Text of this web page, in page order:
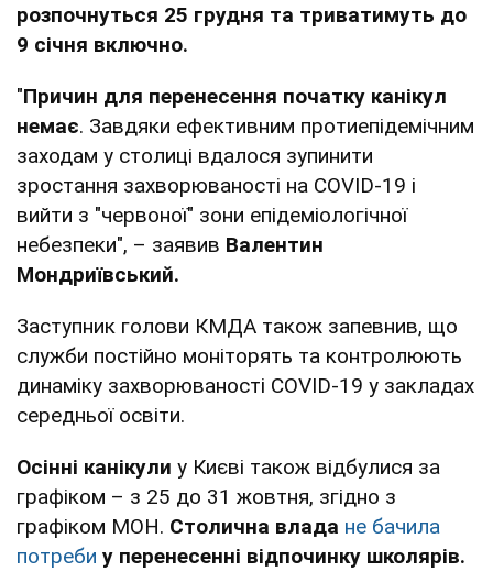
розпочнуться 25 грудня та триватимуть до
9 січня включно.
"Причин для перенесення початку канікул
немає. Завдяки ефективним протиепідемічним
заходам у столиці вдалося зупинити
зростання захворюваності на COVID-19 і
вийти з "червоної" зони епідеміологічної
небезпеки", – заявив Валентин
Мондриївський.
Заступник голови КМДА також запевнив, що
служби постійно моніторять та контролюють
динаміку захворюваності COVID-19 у закладах
середньої освіти.
Осінні канікули у Києві також відбулися за
графіком – з 25 до 31 жовтня, згідно з
графіком МОН. Столична влада не бачила
потреби у перенесенні відпочинку школярів.